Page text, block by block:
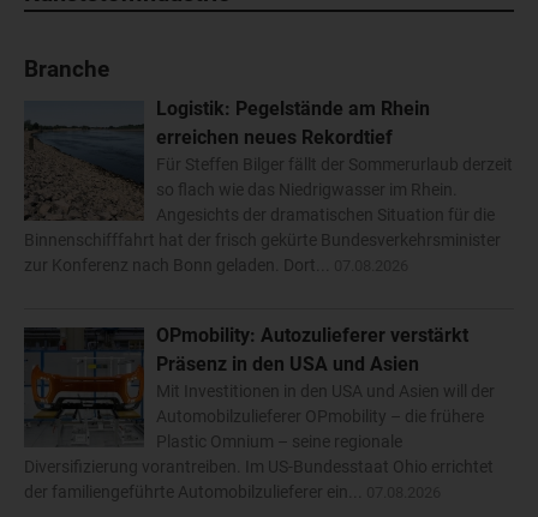
Branche
Logistik: Pegelstände am Rhein
erreichen neues Rekordtief
Für Steffen Bilger fällt der Sommerurlaub derzeit
so flach wie das Niedrigwasser im Rhein.
Angesichts der dramatischen Situation für die
Binnenschifffahrt hat der frisch gekürte Bundesverkehrsminister
zur Konferenz nach Bonn geladen. Dort...
OPmobility: Autozulieferer verstärkt
Präsenz in den USA und Asien
Mit Investitionen in den USA und Asien will der
Automobilzulieferer OPmobility – die frühere
Plastic Omnium – seine regionale
Diversifizierung vorantreiben. Im US-Bundesstaat Ohio errichtet
der familiengeführte Automobilzulieferer ein...